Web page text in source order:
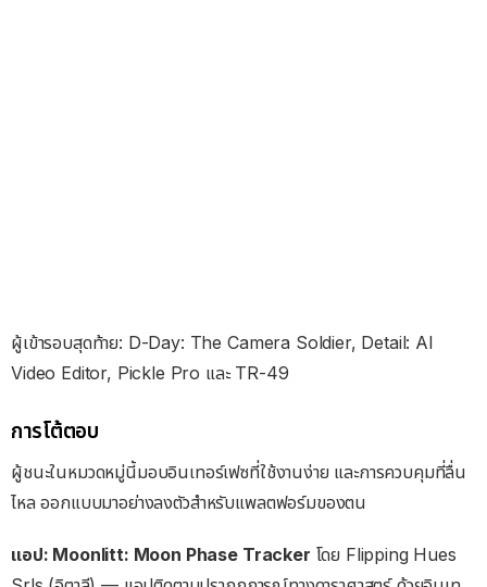
ผู้เข้ารอบสุดท้าย: D-Day: The Camera Soldier, Detail: AI
Video Editor, Pickle Pro และ TR-49
การโต้ตอบ
ผู้ชนะในหมวดหมู่นี้มอบอินเทอร์เฟซที่ใช้งานง่าย และการควบคุมที่ลื่น
ไหล ออกแบบมาอย่างลงตัวสำหรับแพลตฟอร์มของตน
แอป: Moonlitt: Moon Phase Tracker โดย Flipping Hues